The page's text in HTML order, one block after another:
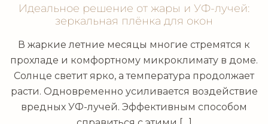
Идеальное решение от жары и УФ-лучей:
зеркальная плёнка для окон
В жаркие летние месяцы многие стремятся к
прохладе и комфортному микроклимату в доме.
Солнце светит ярко, а температура продолжает
расти. Одновременно усиливается воздействие
вредных УФ-лучей. Эффективным способом